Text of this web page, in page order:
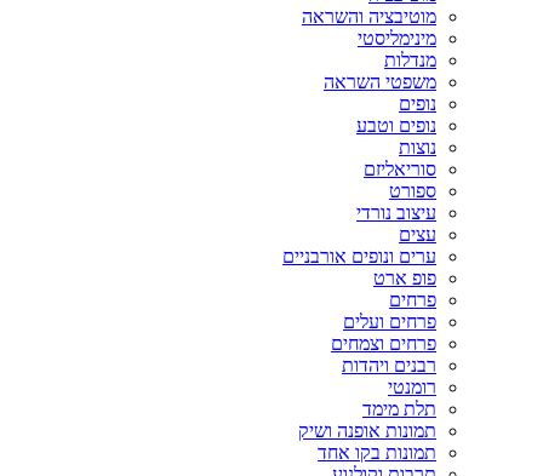
מוטיבציה והשראה
מינימליסטי
מנדלות
משפטי השראה
נופים
נופים וטבע
נוצות
סוריאליזם
ספורט
עיצוב נורדי
עצים
ערים ונופים אורבניים
פופ ארט
פרחים
פרחים ועלים
פרחים וצמחים
רבנים ויהדות
רומנטי
תלת מימד
תמונות אופנה ושיק
תמונות בקו אחד